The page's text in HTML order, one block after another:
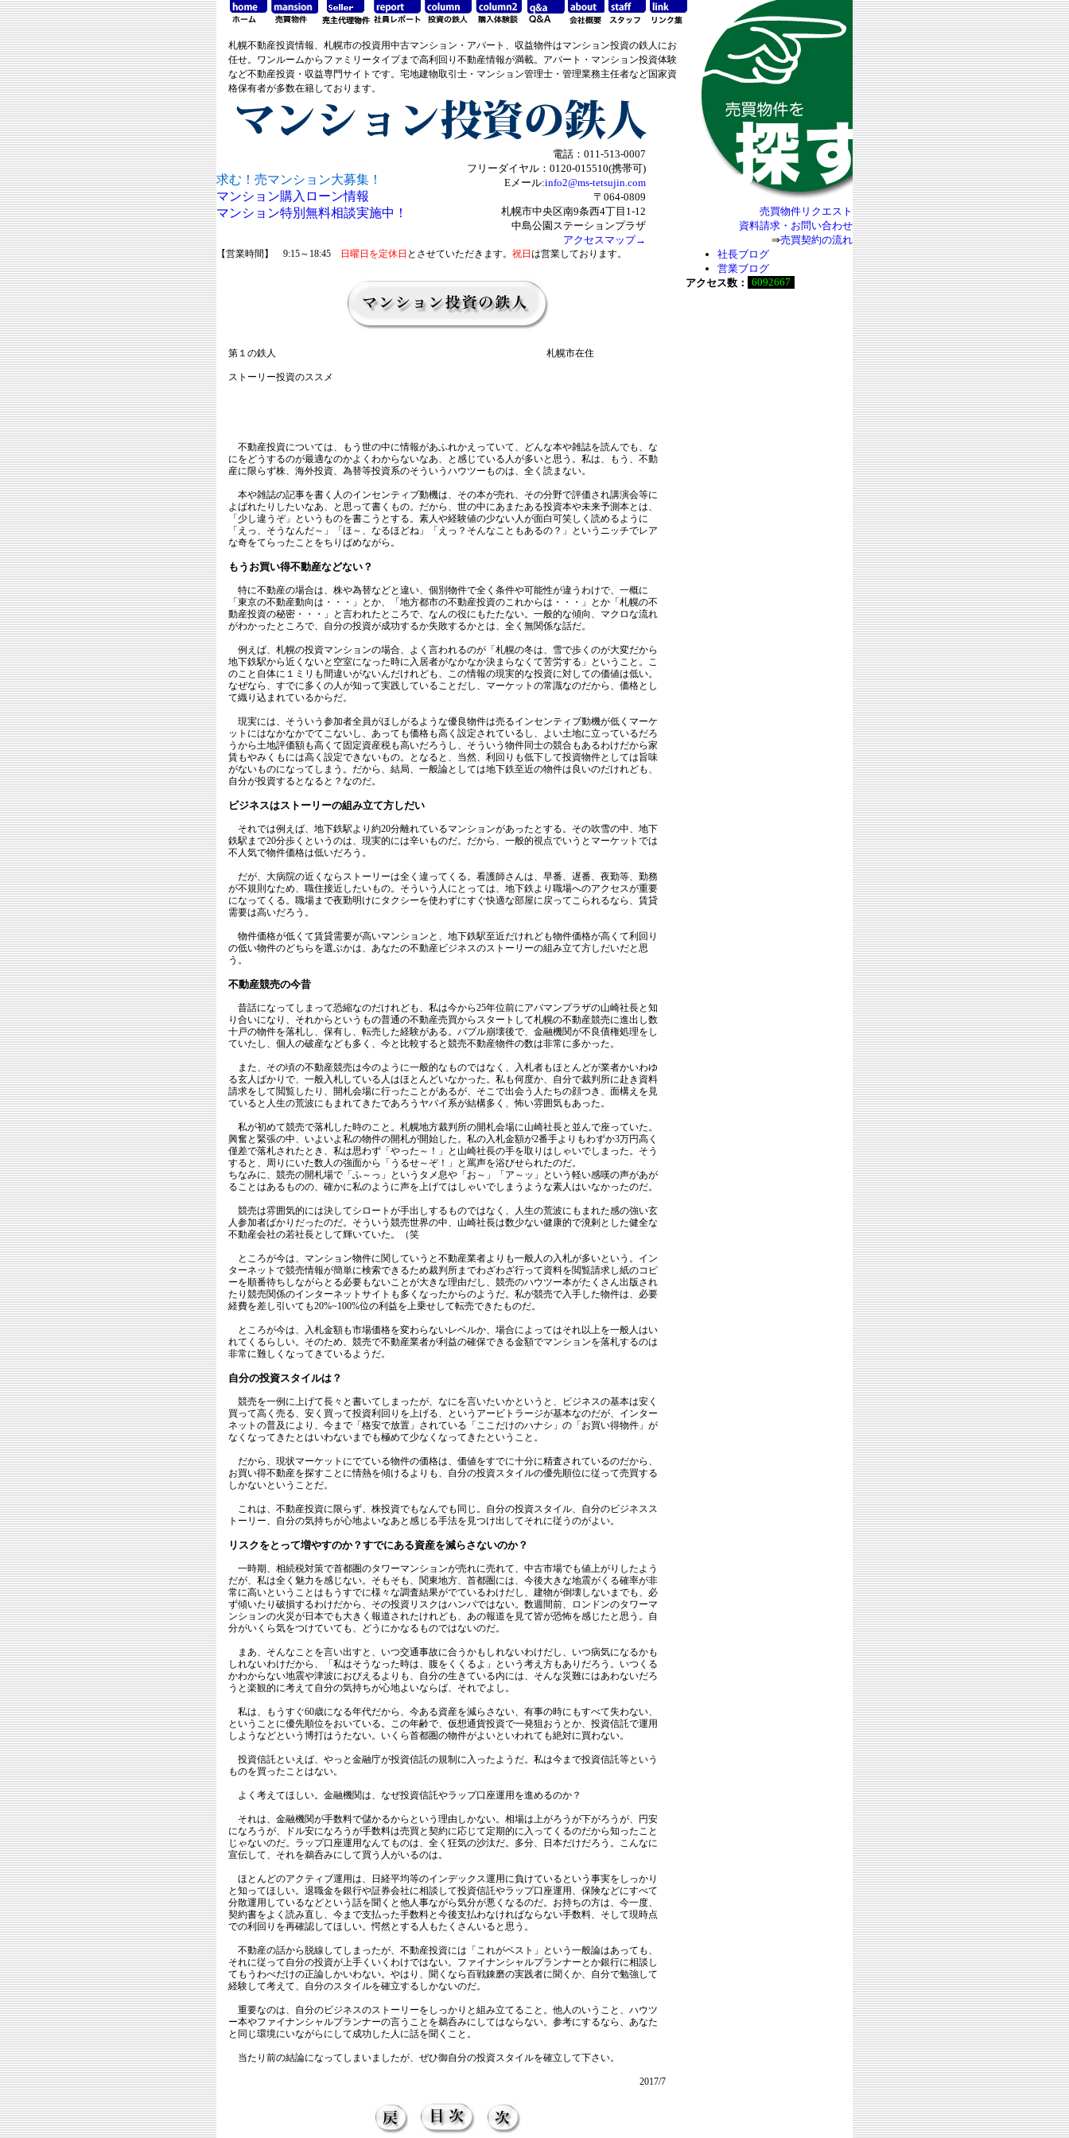
札幌不動産投資情報、札幌市の投資用中古マンション・アパート、収益物件はマンション投資の鉄人にお
任せ。ワンルームからファミリータイプまで高利回り不動産情報が満載。アパート・マンション投資体験
など不動産投資・収益専門サイトです。宅地建物取引士・マンション管理士・管理業務主任者など国家資
格保有者が多数在籍しております。
求む！売マンション大募集！
マンション購入ローン情報
マンション特別無料相談実施中！
電話：011-513-0007
フリーダイヤル：0120-015510(携帯可)
Eメール:info2@ms-tetsujin.com
〒064-0809
札幌市中央区南9条西4丁目1-12
中島公園ステーションプラザ
アクセスマップ→
【営業時間】 9:15～18:45 日曜日を定休日 とさせていただきます。 祝日 は営業しております。
第１の鉄人 札幌市在住
ストーリー投資のススメ
不動産投資については、もう世の中に情報があふれかえっていて、どんな本や雑誌を読んでも、な
にをどうするのが最適なのかよくわからないなあ、と感じている人が多いと思う。私は、もう、不動
産に限らず株、海外投資、為替等投資系のそういうハウツーものは、全く読まない。
本や雑誌の記事を書く人のインセンティブ動機は、その本が売れ、その分野で評価され講演会等に
よばれたりしたいなあ、と思って書くもの。だから、世の中にあまたある投資本や未来予測本とは、
「少し違うぞ」というものを書こうとする。素人や経験値の少ない人が面白可笑しく読めるように
「えっ、そうなんだ～」「ほ～、なるほどね」「えっ？そんなこともあるの？」というニッチでレア
な奇をてらったことをちりばめながら。
もうお買い得不動産などない？
特に不動産の場合は、株や為替などと違い、個別物件で全く条件や可能性が違うわけで、一概に
「東京の不動産動向は・・・」とか、「地方都市の不動産投資のこれからは・・・」とか「札幌の不
動産投資の秘密・・・」と言われたところで、なんの役にもたたない。一般的な傾向、マクロな流れ
がわかったところで、自分の投資が成功するか失敗するかとは、全く無関係な話だ。
例えば、札幌の投資マンションの場合、よく言われるのが「札幌の冬は、雪で歩くのが大変だから
地下鉄駅から近くないと空室になった時に入居者がなかなか決まらなくて苦労する」ということ。こ
のこと自体に１ミリも間違いがないんだけれども、この情報の現実的な投資に対しての価値は低い。
なぜなら、すでに多くの人が知って実践していることだし、マーケットの常識なのだから、価格とし
て織り込まれているからだ。
現実には、そういう参加者全員がほしがるような優良物件は売るインセンティブ動機が低くマーケ
ットにはなかなかでてこないし、あっても価格も高く設定されているし、よい土地に立っているだろ
うから土地評価額も高くて固定資産税も高いだろうし、そういう物件同士の競合もあるわけだから家
賃もやみくもには高く設定できないもの。となると、当然、利回りも低下して投資物件としては旨味
がないものになってしまう。だから、結局、一般論としては地下鉄至近の物件は良いのだけれども、
自分が投資するとなると？なのだ。
ビジネスはストーリーの組み立て方しだい
それでは例えば、地下鉄駅より約20分離れているマンションがあったとする。その吹雪の中、地下
鉄駅まで20分歩くというのは、現実的には辛いものだ。だから、一般的視点でいうとマーケットでは
不人気で物件価格は低いだろう。
だが、大病院の近くならストーリーは全く違ってくる。看護師さんは、早番、遅番、夜勤等、勤務
が不規則なため、職住接近したいもの。そういう人にとっては、地下鉄より職場へのアクセスが重要
になってくる。職場まで夜勤明けにタクシーを使わずにすぐ快適な部屋に戻ってこられるなら、賃貸
需要は高いだろう。
物件価格が低くて賃貸需要が高いマンションと、地下鉄駅至近だけれども物件価格が高くて利回り
の低い物件のどちらを選ぶかは、あなたの不動産ビジネスのストーリーの組み立て方しだいだと思
う。
不動産競売の今昔
昔話になってしまって恐縮なのだけれども、私は今から25年位前にアパマンプラザの山崎社長と知
り合いになり、それからというもの普通の不動産売買からスタートして札幌の不動産競売に進出し数
十戸の物件を落札し、保有し、転売した経験がある。バブル崩壊後で、金融機関が不良債権処理をし
ていたし、個人の破産なども多く、今と比較すると競売不動産物件の数は非常に多かった。
また、その頃の不動産競売は今のように一般的なものではなく、入札者もほとんどが業者かいわゆ
る玄人ばかりで、一般入札している人はほとんどいなかった。私も何度か、自分で裁判所に赴き資料
請求をして閲覧したり、開札会場に行ったことがあるが、そこで出会う人たちの顔つき、面構えを見
ていると人生の荒波にもまれてきたであろうヤバイ系が結構多く、怖い雰囲気もあった。
私が初めて競売で落札した時のこと。札幌地方裁判所の開札会場に山崎社長と並んで座っていた。
興奮と緊張の中、いよいよ私の物件の開札が開始した。私の入札金額が2番手よりもわずか3万円高く
僅差で落札されたとき、私は思わず「やった～！」と山崎社長の手を取りはしゃいでしまった。そう
すると、周りにいた数人の強面から「うるせ～ぞ！」と罵声を浴びせられたのだ。
ちなみに、競売の開札場で「ふ～っ」というタメ息や「お～」「ア～ッ」という軽い感嘆の声があが
ることはあるものの、確かに私のように声を上げてはしゃいでしまうような素人はいなかったのだ。
競売は雰囲気的には決してシロートが手出しするものではなく、人生の荒波にもまれた感の強い玄
人参加者ばかりだったのだ。そういう競売世界の中、山崎社長は数少ない健康的で溌剌とした健全な
不動産会社の若社長として輝いていた。（笑
ところが今は、マンション物件に関していうと不動産業者よりも一般人の入札が多いという。イン
ターネットで競売情報が簡単に検索できるため裁判所までわざわざ行って資料を閲覧請求し紙のコピ
ーを順番待ちしながらとる必要もないことが大きな理由だし、競売のハウツー本がたくさん出版され
たり競売関係のインターネットサイトも多くなったからのようだ。私が競売で入手した物件は、必要
経費を差し引いても20%~100%位の利益を上乗せして転売できたものだ。
ところが今は、入札金額も市場価格を変わらないレベルか、場合によってはそれ以上を一般人はい
れてくるらしい。そのため、競売で不動産業者が利益の確保できる金額でマンションを落札するのは
非常に難しくなってきているようだ。
自分の投資スタイルは？
競売を一例に上げて長々と書いてしまったが、なにを言いたいかというと、ビジネスの基本は安く
買って高く売る、安く買って投資利回りを上げる、というアービトラージが基本なのだが、インター
ネットの普及により、今まで「格安で放置」されている「ここだけのハナシ」の「お買い得物件」が
なくなってきたとはいわないまでも極めて少なくなってきたということ。
だから、現状マーケットにでている物件の価格は、価値をすでに十分に精査されているのだから、
お買い得不動産を探すことに情熱を傾けるよりも、自分の投資スタイルの優先順位に従って売買する
しかないということだ。
これは、不動産投資に限らず、株投資でもなんでも同じ。自分の投資スタイル、自分のビジネスス
トーリー、自分の気持ちが心地よいなあと感じる手法を見つけ出してそれに従うのがよい。
リスクをとって増やすのか？すでにある資産を減らさないのか？
一時期、相続税対策で首都圏のタワーマンションが売れに売れて、中古市場でも値上がりしたよう
だが、私は全く魅力を感じない。そもそも、関東地方、首都圏には、今後大きな地震がくる確率が非
常に高いということはもうすでに様々な調査結果がでているわけだし、建物が倒壊しないまでも、必
ず傾いたり破損するわけだから、その投資リスクはハンパではない。数週間前、ロンドンのタワーマ
ンションの火災が日本でも大きく報道されたけれども、あの報道を見て皆が恐怖を感じたと思う。自
分がいくら気をつけていても、どうにかなるものではないのだ。
まあ、そんなことを言い出すと、いつ交通事故に合うかもしれないわけだし、いつ病気になるかも
しれないわけだから、「私はそうなった時は、腹をくくるよ」という考え方もありだろう。いつくる
かわからない地震や津波におびえるよりも、自分の生きている内には、そんな災難にはあわないだろ
うと楽観的に考えて自分の気持ちが心地よいならば、それでよし。
私は、もうすぐ60歳になる年代だから、今ある資産を減らさない、有事の時にもすべて失わない、
ということに優先順位をおいている。この年齢で、仮想通貨投資で一発狙おうとか、投資信託で運用
しようなどという博打はうたない。いくら首都圏の物件がよいといわれても絶対に買わない。
投資信託といえば、やっと金融庁が投資信託の規制に入ったようだ。私は今まで投資信託等という
ものを買ったことはない。
よく考えてほしい。金融機関は、なぜ投資信託やラップ口座運用を進めるのか？
それは、金融機関が手数料で儲かるからという理由しかない。相場は上がろうが下がろうが、円安
になろうが、ドル安になろうが手数料は売買と契約に応じて定期的に入ってくるのだから知ったこと
じゃないのだ。ラップ口座運用なんてものは、全く狂気の沙汰だ。多分、日本だけだろう。こんなに
宣伝して、それを鵜呑みにして買う人がいるのは。
ほとんどのアクティブ運用は、日経平均等のインデックス運用に負けているという事実をしっかり
と知ってほしい。退職金を銀行や証券会社に相談して投資信託やラップ口座運用、保険などにすべて
分散運用しているなどという話を聞くと他人事ながら気分が悪くなるのだ。お持ちの方は、今一度、
契約書をよく読み直し、今まで支払った手数料と今後支払わなければならない手数料、そして現時点
での利回りを再確認してほしい。愕然とする人もたくさんいると思う。
不動産の話から脱線してしまったが、不動産投資には「これがベスト」という一般論はあっても、
それに従って自分の投資が上手くいくわけではない。ファイナンシャルプランナーとか銀行に相談し
てもうわべだけの正論しかいわない。やはり、聞くなら百戦錬磨の実践者に聞くか、自分で勉強して
経験して考えて、自分のスタイルを確立するしかないのだ。
重要なのは、自分のビジネスのストーリーをしっかりと組み立てること。他人のいうこと、ハウツ
ー本やファイナンシャルプランナーの言うことを鵜呑みにしてはならない。参考にするなら、あなた
と同じ環境にいながらにして成功した人に話を聞くこと。
当たり前の結論になってしまいましたが、ぜひ御自分の投資スタイルを確立して下さい。
2017/7
売買物件リクエスト
資料請求・お問い合わせ
⇒売買契約の流れ
社長ブログ
営業ブログ
アクセス数：
6092667